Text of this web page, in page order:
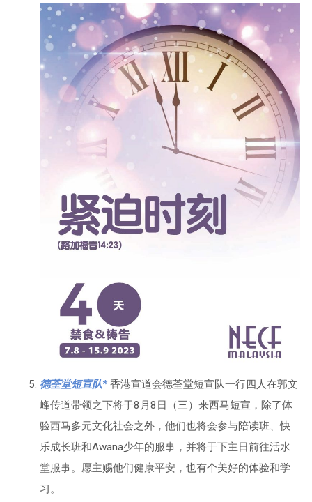
德荃堂短宣队*香港宣道会德荃堂短宣队一行四人在郭文
峰传道带领之下将于8月8日（三）来西马短宣，除了体
验西马多元文化社会之外，他们也将会参与陪读班、快
乐成长班和Awana少年的服事，并将于下主日前往活水
堂服事。愿主赐他们健康平安，也有个美好的体验和学
习。